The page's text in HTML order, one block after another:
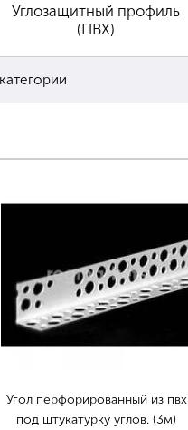
Углозащитный профиль
(ПВХ)
Угол перфорированный из пвх
под штукатурку углов. (3м)